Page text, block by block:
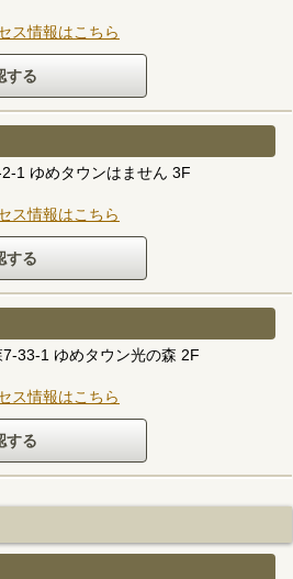
ス情報はこちら
1 ゆめタウンはません 3F
ス情報はこちら
33-1 ゆめタウン光の森 2F
ス情報はこちら